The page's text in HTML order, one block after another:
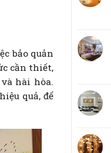
bảo quản
cần thiết,
hài hòa.
quả, để